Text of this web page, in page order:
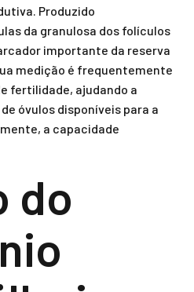
Produzido
da granulosa dos folículos
importante da reserva
medição é frequentemente
fertilidade, ajudando a
óvulos disponíveis para a
a capacidade
do